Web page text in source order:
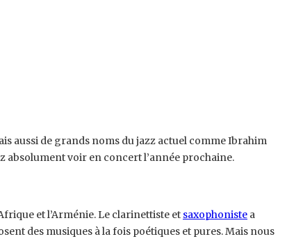
aussi de grands noms du jazz actuel comme Ibrahim
absolument voir en concert l’année prochaine.
et l’Arménie. Le clarinettiste et saxophoniste a
des musiques à la fois poétiques et pures. Mais nous